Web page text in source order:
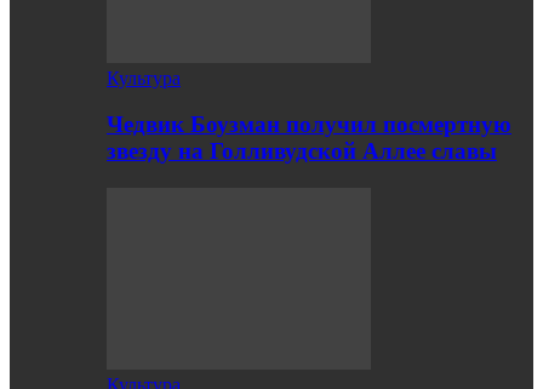
Культура
Чедвик Боузман получил посмертную
звезду на Голливудской Аллее славы
Культура